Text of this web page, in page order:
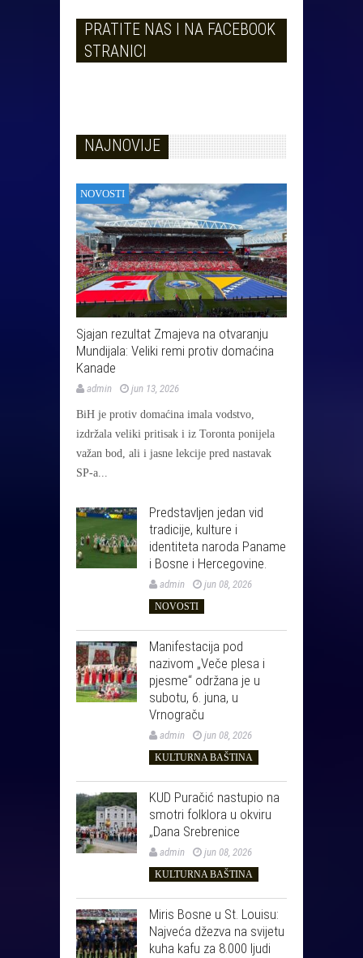
PRATITE NAS I NA FACEBOOK
STRANICI
NAJNOVIJE
NOVOSTI
Sjajan rezultat Zmajeva na otvaranju
Mundijala: Veliki remi protiv domaćina
Kanade
admin jun 13, 2026
BiH je protiv domaćina imala vodstvo,
izdržala veliki pritisak i iz Toronta ponijela
važan bod, ali i jasne lekcije pred nastavak
SP-a...
Predstavljen jedan vid
tradicije, kulture i
identiteta naroda Paname
i Bosne i Hercegovine.
admin jun 08, 2026
NOVOSTI
Manifestacija pod
nazivom „Veče plesa i
pjesme“ održana je u
subotu, 6. juna, u
Vrnograču
admin jun 08, 2026
KULTURNA BAŠTINA
KUD Puračić nastupio na
smotri folklora u okviru
„Dana Srebrenice
admin jun 08, 2026
KULTURNA BAŠTINA
Miris Bosne u St. Louisu:
Najveća džezva na svijetu
kuha kafu za 8.000 ljudi